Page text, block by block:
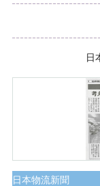
日
日本物流新聞